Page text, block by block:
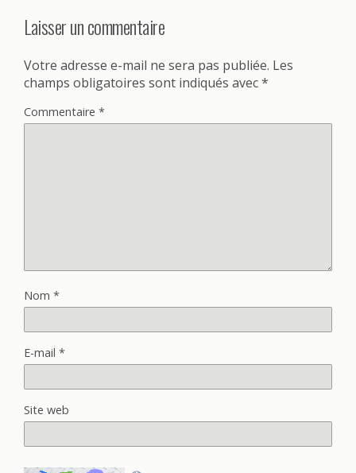
Laisser un commentaire
Votre adresse e-mail ne sera pas publiée. Les
champs obligatoires sont indiqués avec*
Commentaire *
Nom *
E-mail *
Site web